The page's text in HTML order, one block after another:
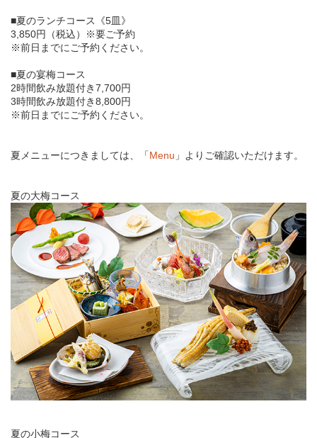
■夏のランチコース《5皿》
3,850円（税込）※要ご予約
※前日までにご予約ください。
■夏の宴梅コース
2時間飲み放題付き7,700円
3時間飲み放題付き8,800円
※前日までにご予約ください。
夏メニューにつきましては、「Menu 」よりご確認いただけます。
夏の大梅コース
夏の小梅コース